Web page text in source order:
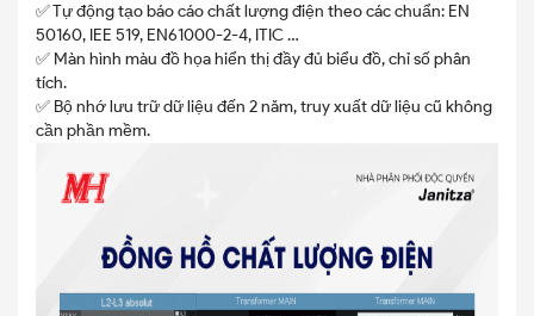
✅ Tự động tạo báo cáo chất lượng điện theo các chuẩn: EN
50160, IEE 519, EN61000-2-4, ITIC …
✅ Màn hình màu đồ họa hiển thị đầy đủ biểu đồ, chỉ số phân
tích.
✅ Bộ nhớ lưu trữ dữ liệu đến 2 năm, truy xuất dữ liệu cũ không
cần phần mềm.